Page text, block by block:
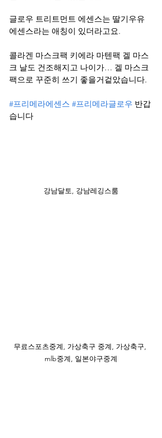
글로우 트리트먼트 에센스는 딸기우유
에센스라는 애칭이 있더라고요.
콜라겐 마스크팩 키에라 마텐팩 겔 마스
크 날도 건조해지고 나이가… 겔 마스크
팩으로 꾸준히 쓰기 좋을거겉았습니다.
#프리메라에센스 #프리메라글로우 반갑
습니다
강남달토, 강남레깅스룸
무료스포츠중계, 가상축구 중계, 가상축구,
mlb중계, 일본야구중계